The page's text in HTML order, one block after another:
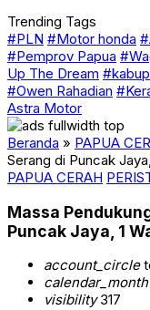
Trending Tags
#PLN #Motor honda
#Pemprov Papua
Up The Dream
#Owen Rahadian
Astra Motor
Beranda » PAPUA
Serang di Puncak
PAPUA CERAH
Massa
Puncak Jaya, 1
account_circle
calendar_month
visibility317